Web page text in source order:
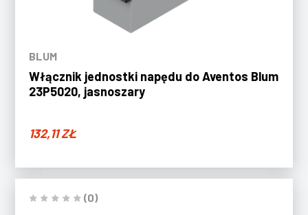
BLUM
Włącznik jednostki napędu do Aventos Blum
23P5020, jasnoszary
132,11ZŁ
(0)